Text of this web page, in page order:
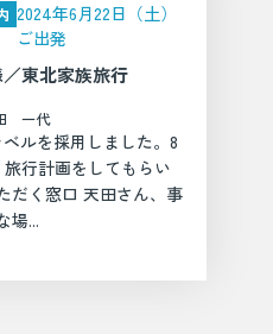
2024年6月22日（土）
ご出発
／東北家族旅行
一代
ルを採用しました。8
行計画をしてもらい
だく窓口 天田さん、事
場...